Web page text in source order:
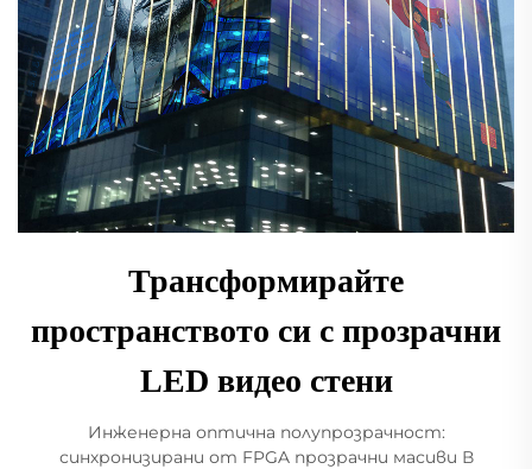
Трансформирайте
пространството си с прозрачни
LED видео стени
Инженерна оптична полупрозрачност:
синхронизирани от FPGA прозрачни масиви В